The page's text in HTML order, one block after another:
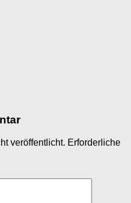
veröffentlicht. Erforderliche